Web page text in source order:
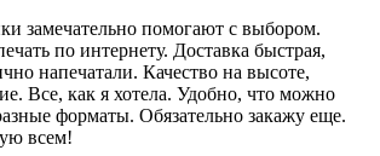
замечательно помогают с выбором.
по интернету. Доставка быстрая,
напечатали. Качество на высоте,
Все, как я хотела. Удобно, что можно
форматы. Обязательно закажу еще.
всем!